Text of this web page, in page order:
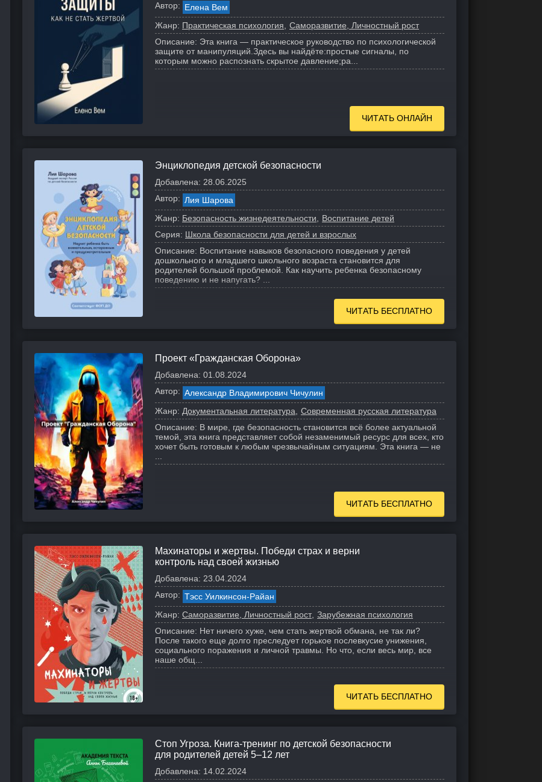
Автор: Елена Вем
Жанр: Практическая психология
Саморазвитие, Личностный рост
Описание: Эта книга — практическое руководство по психологической
защите от манипуляций. Здесь вы найдёте:простые сигналы, по
которым можно распознать скрытое давление;ра...
ЧИТАТЬ ОНЛАЙН
Энциклопедия детской безопасности
Добавлена: 28.06.2025
Автор: Лия Шарова
Жанр: Безопасность жизнедеятельности
Воспитание детей
Серия: Школа безопасности для детей и взрослых
Описание: Воспитание навыков безопасного поведения у детей
дошкольного и младшего школьного возраста становится для
родителей большой проблемой. Как научить ребенка безопасному
поведению и не напугать? ...
ЧИТАТЬ БЕСПЛАТНО
Проект «Гражданская Оборона»
Добавлена: 01.08.2024
Автор: Александр Владимирович Чичулин
Жанр: Документальная литература
Современная русская литература
Описание: В мире, где безопасность становится всё более актуальной
темой, эта книга представляет собой незаменимый ресурс для всех, кто
хочет быть готовым к любым чрезвычайным ситуациям. Эта книга — не
ЧИТАТЬ БЕСПЛАТНО
Махинаторы и жертвы. Победи страх и верни
контроль над своей жизнью
Добавлена: 23.04.2024
Автор: Тэсс Уилкинсон-Райан
Жанр: Саморазвитие, Личностный рост Зарубежная психология
Описание: Нет ничего хуже, чем стать жертвой обмана, не так ли?
После такого еще долго преследует горькое послевкусие унижения,
социального поражения и личной травмы. Но что, если весь мир, все
наше общ...
ЧИТАТЬ БЕСПЛАТНО
Стоп Угроза. Книга-тренинг по детской безопасности
для родителей детей 5–12 лет
Добавлена: 14.02.2024